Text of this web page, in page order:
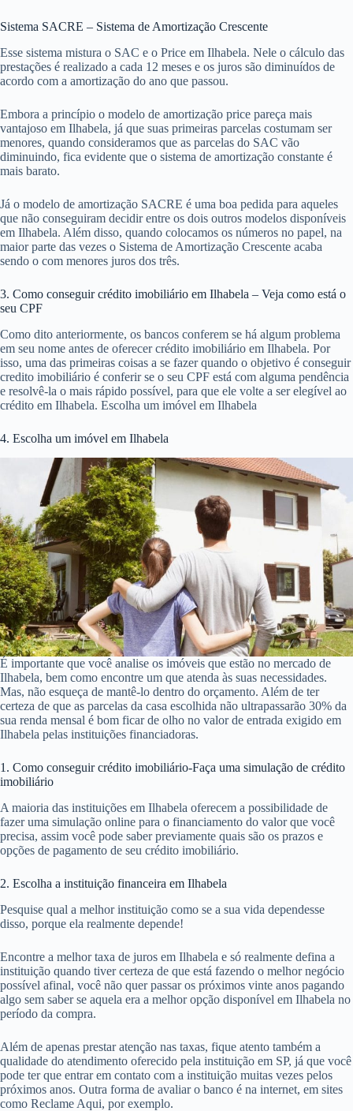
Sistema SACRE – Sistema de Amortização Crescente
Esse sistema mistura o SAC e o Price em Ilhabela. Nele o cálculo das
prestações é realizado a cada 12 meses e os juros são diminuídos de
acordo com a amortização do ano que passou.
Embora a princípio o modelo de amortização price pareça mais
vantajoso em Ilhabela, já que suas primeiras parcelas costumam ser
menores, quando consideramos que as parcelas do SAC vão
diminuindo, fica evidente que o sistema de amortização constante é
mais barato.
Já o modelo de amortização SACRE é uma boa pedida para aqueles
que não conseguiram decidir entre os dois outros modelos disponíveis
em Ilhabela. Além disso, quando colocamos os números no papel, na
maior parte das vezes o Sistema de Amortização Crescente acaba
sendo o com menores juros dos três.
3. Como conseguir crédito imobiliário em Ilhabela – Veja como está o
seu CPF
Como dito anteriormente, os bancos conferem se há algum problema
em seu nome antes de oferecer crédito imobiliário em Ilhabela. Por
isso, uma das primeiras coisas a se fazer quando o objetivo é conseguir
credito imobiliário é conferir se o seu CPF está com alguma pendência
e resolvê-la o mais rápido possível, para que ele volte a ser elegível ao
crédito em Ilhabela. Escolha um imóvel em Ilhabela
4. Escolha um imóvel em Ilhabela
É importante que você analise os imóveis que estão no mercado de
Ilhabela, bem como encontre um que atenda às suas necessidades.
Mas, não esqueça de mantê-lo dentro do orçamento. Além de ter
certeza de que as parcelas da casa escolhida não ultrapassarão 30% da
sua renda mensal é bom ficar de olho no valor de entrada exigido em
Ilhabela pelas instituições financiadoras.
1. Como conseguir crédito imobiliário-Faça uma simulação de crédito
imobiliário
A maioria das instituições em Ilhabela oferecem a possibilidade de
fazer uma simulação online para o financiamento do valor que você
precisa, assim você pode saber previamente quais são os prazos e
opções de pagamento de seu crédito imobiliário.
2. Escolha a instituição financeira em Ilhabela
Pesquise qual a melhor instituição como se a sua vida dependesse
disso, porque ela realmente depende!
Encontre a melhor taxa de juros em Ilhabela e só realmente defina a
instituição quando tiver certeza de que está fazendo o melhor negócio
possível afinal, você não quer passar os próximos vinte anos pagando
algo sem saber se aquela era a melhor opção disponível em Ilhabela no
período da compra.
Além de apenas prestar atenção nas taxas, fique atento também a
qualidade do atendimento oferecido pela instituição em SP, já que você
pode ter que entrar em contato com a instituição muitas vezes pelos
próximos anos. Outra forma de avaliar o banco é na internet, em sites
como Reclame Aqui, por exemplo.